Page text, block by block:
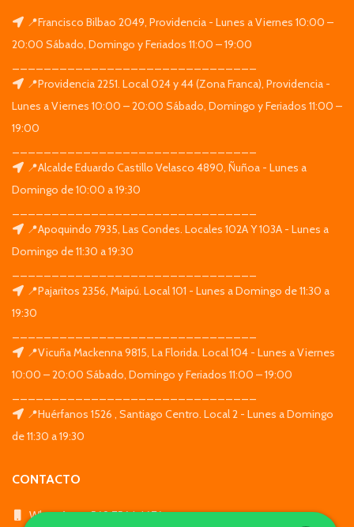
📍Francisco Bilbao 2049, Providencia - Lunes a Viernes 10:00 –
20:00 Sábado, Domingo y Feriados 11:00 – 19:00
📍Providencia 2251. Local 024 y 44 (Zona Franca), Providencia -
Lunes a Viernes 10:00 – 20:00 Sábado, Domingo y Feriados 11:00 –
19:00
📍Alcalde Eduardo Castillo Velasco 4890, Ñuñoa - Lunes a
Domingo de 10:00 a 19:30
📍Apoquindo 7935, Las Condes. Locales 102A Y 103A - Lunes a
Domingo de 11:30 a 19:30
📍Pajaritos 2356, Maipú. Local 101 - Lunes a Domingo de 11:30 a
19:30
📍Vicuña Mackenna 9815, La Florida. Local 104 - Lunes a Viernes
10:00 – 20:00 Sábado, Domingo y Feriados 11:00 – 19:00
📍Huérfanos 1526 , Santiago Centro. Local 2 - Lunes a Domingo
de 11:30 a 19:30
CONTACTO
WhatsApp: +569 7564 4676